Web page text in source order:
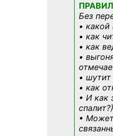
Без
•
• как
• как
•
•
• как
• И как
спалит?)
•